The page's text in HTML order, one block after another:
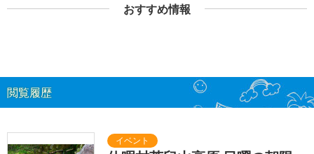
おすすめ情報
閲覧履歴